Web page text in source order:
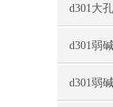
脂？
d301大
处理中
d301弱
脂高度
d301弱